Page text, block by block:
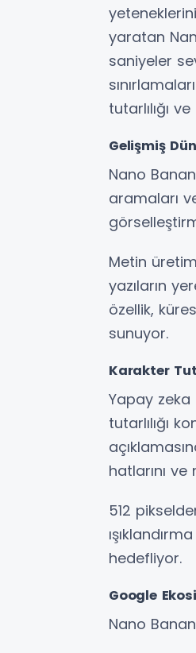
yaratan
saniyeler
tutarlılığı
Gelişmiş
Nano
aramaları
Metin
yazıların
özellik,
sunuyor.
Karakter
Yapay
tutarlılığı
hatlarını
512
hedefliyor.
Google
Nano